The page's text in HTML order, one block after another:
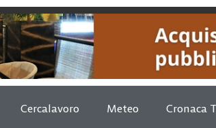
Cercalavoro Meteo Cronaca